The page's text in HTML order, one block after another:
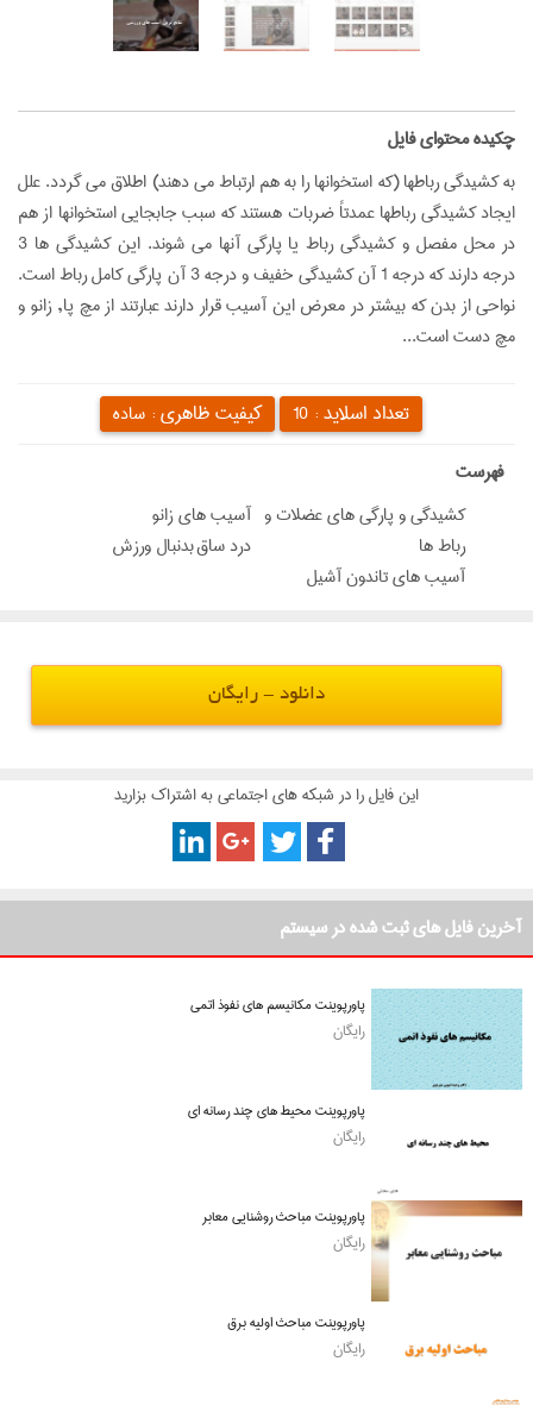
‌چکیده محتوای فایل
به کشیدگی رباطها (که استخوانها را به هم ارتباط می دهند) اطلاق می گردد. علل
ایجاد کشیدگی رباطها عمدتاً‌ ضربات هستند که سبب جابجایی استخوانها از هم
در محل مفصل و کشیدگی رباط یا پارگی آنها می شوند. این کشیدگی ها 3
درجه دارند که درجه 1 آن کشیدگی خفیف و درجه 3 آن پارگی کامل رباط است.
نواحی از بدن که بیشتر در معرض این آسیب قرار دارند عبارتند از مچ پا, زانو و
مچ دست است...
کیفیت ظاهری :ساده تعداد اسلاید :10
‌فهرست
کشیدگی و پارگی های عضلات و
رباط ها
آسیب های زانو
درد ساق بدنبال ورزش
آسیب های تاندون آشیل
دانلود - رایگان
این فایل را در شبکه های اجتماعی به اشتراک بزارید
آخرین فایل های ثبت شده در سیستم
پاورپوینت مکانیسم های نفوذ اتمی
رایگان
پاورپوینت محیط های چند رسانه ای
رایگان
پاورپوینت مباحث روشنایی معابر
رایگان
پاورپوینت مباحث اولیه برق
رایگان